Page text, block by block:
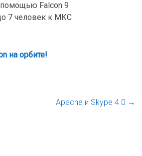
Falcon 9
7 человек к МКС
на орбите!
Apache и Skype 4.0 →